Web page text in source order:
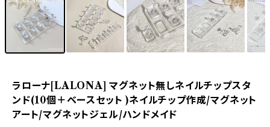
ラローナ[LALONA] マグネット無しネイルチップスタ
ンド(10個＋ベースセット )ネイルチップ作成/マグネット
アート/マグネットジェル/ハンドメイド